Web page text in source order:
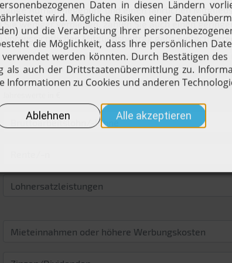
Aufnahmegebühr und einen jährlichen
weniger verdienen, zahlen Sie auch einen
voraussichtlichen Mitgliedsbeitrag ganz einfach